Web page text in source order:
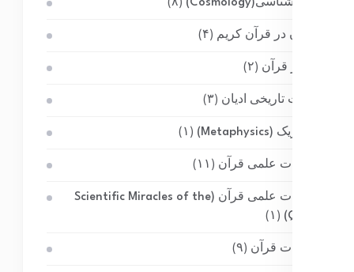
کیهان‌شناسی(Cosmology) (۸)
گیاهان در قرآن کریم (۴)
ماه در قرآن (۲)
مباحث تاریخی ادیان (۳)
متافیزیک (Metaphysics) (۱)
معجزات علمی قرآن (۱۱)
معجزات علمی قرآن (Scientific Miracles of the
Quran)
(۱)
معجزات قرآن (۹)